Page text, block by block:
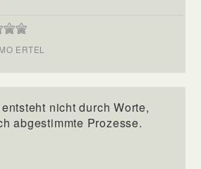
ERTEL
nicht durch Worte,
abgestimmte Prozesse.